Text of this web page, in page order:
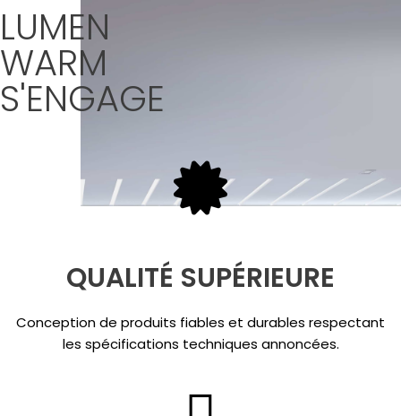
LUMEN
WARM
S'ENGAGE
QUALITÉ SUPÉRIEURE
Conception de produits fiables et durables respectant
les spécifications techniques annoncées.